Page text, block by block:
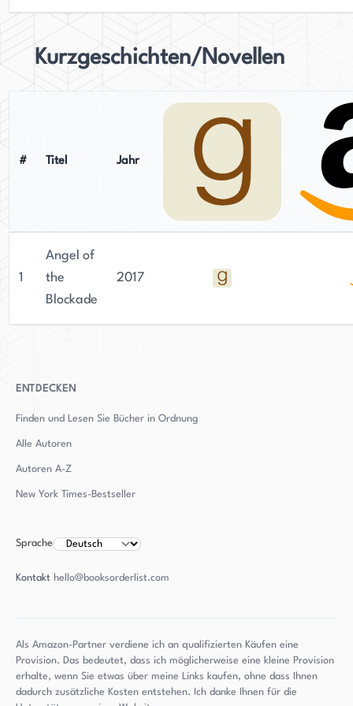
Kurzgeschichten/Novellen
# Titel Jahr
1
Angel of
the
Blockade
2017
ENTDECKEN
Finden und Lesen Sie Bücher in Ordnung
Alle Autoren
Autoren A-Z
New York Times-Bestseller
Sprache
Kontakt hello@booksorderlist.com
Als Amazon-Partner verdiene ich an qualifizierten Käufen eine
Provision. Das bedeutet, dass ich möglicherweise eine kleine Provision
erhalte, wenn Sie etwas über meine Links kaufen, ohne dass Ihnen
dadurch zusätzliche Kosten entstehen. Ich danke Ihnen für die